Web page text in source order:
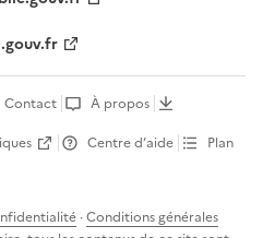
Contact
À propos
Centre d’aide
Plan
·Conditions générales